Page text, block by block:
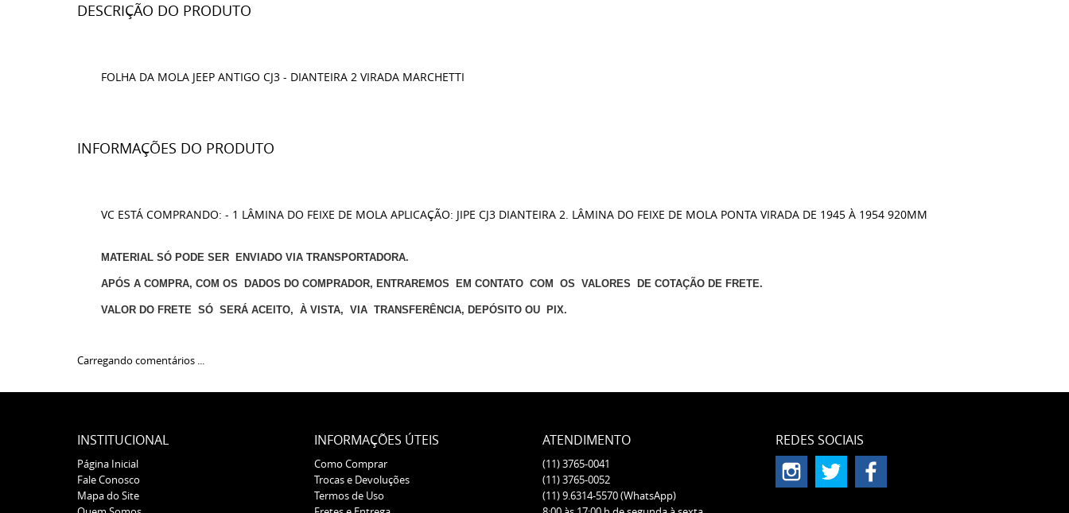
DESCRIÇÃO DO PRODUTO
FOLHA DA MOLA JEEP ANTIGO CJ3 - DIANTEIRA 2 VIRADA MARCHETTI
INFORMAÇÕES DO PRODUTO
VC ESTÁ COMPRANDO: - 1 LÂMINA DO FEIXE DE MOLA APLICAÇÃO: JIPE CJ3 DIANTEIRA 2. LÂMINA DO FEIXE DE MOLA PONTA VIRADA DE 1945 À 1954 920MM
MATERIAL SÓ PODE SER ENVIADO VIA TRANSPORTADORA.
APÓS A COMPRA, COM OS DADOS DO COMPRADOR, ENTRAREMOS EM CONTATO COM OS VALORES DE COTAÇÃO DE FRETE.
VALOR DO FRETE SÓ SERÁ ACEITO, À VISTA, VIA TRANSFERÊNCIA, DEPÓSITO OU PIX.
Carregando comentários ...
INSTITUCIONAL
Página Inicial
Fale Conosco
Mapa do Site
INFORMAÇÕES ÚTEIS
Como Comprar
Trocas e Devoluções
Termos de Uso
ATENDIMENTO
(11)3765-0041
(11)3765-0052
(11)9.6314-5570(WhatsApp)
REDES SOCIAIS